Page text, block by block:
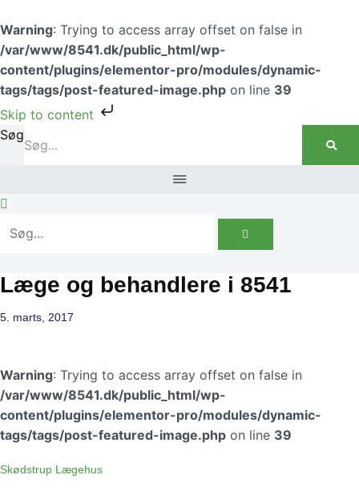
Warning: Trying to access array offset on false in
/var/www/8541.dk/public_html/wp-
content/plugins/elementor-pro/modules/dynamic-
tags/tags/post-featured-image.php on line 39
Skip to content
til
indholdet
Søg
Læge og behandlere i 8541
5. marts, 2017
Warning: Trying to access array offset on false in
/var/www/8541.dk/public_html/wp-
content/plugins/elementor-pro/modules/dynamic-
tags/tags/post-featured-image.php on line 39
Skødstrup Lægehus